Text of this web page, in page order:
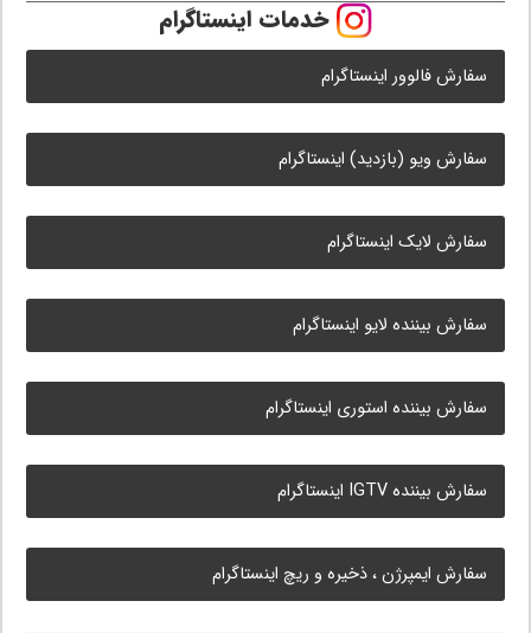
خدمات اینستاگرام
سفارش فالوور اینستاگرام
سفارش ویو (بازدید) اینستاگرام
سفارش لایک اینستاگرام
سفارش بیننده لایو اینستاگرام
سفارش بیننده استوری اینستاگرام
سفارش بیننده IGTV اینستاگرام
سفارش ایمپرژن ، ذخیره و ریچ اینستاگرام